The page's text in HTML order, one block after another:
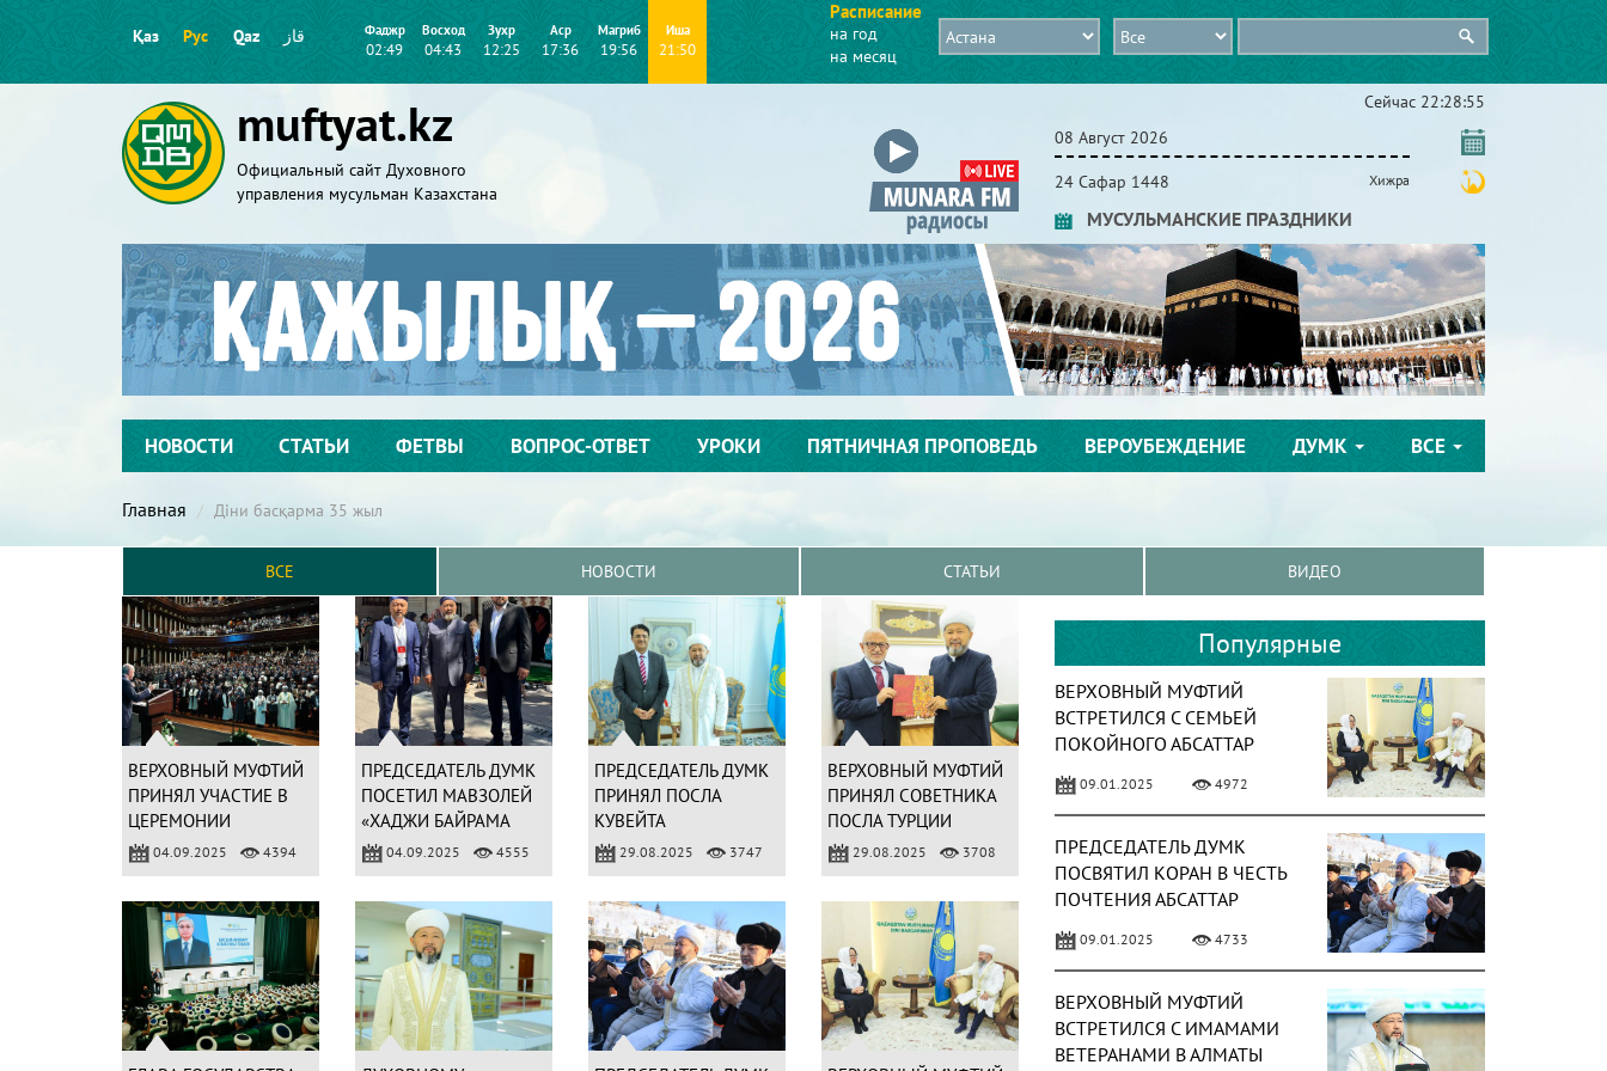
Қаз Рус Qaz قاز Фаджр
02:49
Восход
04:43
Зухр
12:25
Аср
17:36
Магриб
19:56
Иша
21:50
Расписание
на год
на месяц
muftyat.kz
Официальный сайт Духовного
управления мусульман Казахстана
Сейчас 22:28:56
08 Август 2026
24 Сафар 1448 Хижра
МУСУЛЬМАНСКИЕ ПРАЗДНИКИ
НОВОСТИ СТАТЬИ ФЕТВЫ ВОПРОС-ОТВЕТ УРОКИ ПЯТНИЧНАЯ ПРОПОВЕДЬ ВЕРОУБЕЖДЕНИЕ ДУМК ВСЕ
Главная Діни басқарма 35 жыл
ВСЕ НОВОСТИ СТАТЬИ ВИДЕО
ВЕРХОВНЫЙ МУФТИЙ
ПРИНЯЛ УЧАСТИЕ В
ЦЕРЕМОНИИ
ОТКРЫТИЯ НЕДЕЛИ
МАВЛИД В ТУРЦИИ
04.09.2025 4394
ПРЕДСЕДАТЕЛЬ ДУМК
ПОСЕТИЛ МАВЗОЛЕЙ
«ХАДЖИ БАЙРАМА
ВЕЛИ» В АНКАРЕ
04.09.2025 4555
ПРЕДСЕДАТЕЛЬ ДУМК
ПРИНЯЛ ПОСЛА
КУВЕЙТА
29.08.2025 3747
ВЕРХОВНЫЙ МУФТИЙ
ПРИНЯЛ СОВЕТНИКА
ПОСЛА ТУРЦИИ
29.08.2025 3708
Популярные
ВЕРХОВНЫЙ МУФТИЙ
ВСТРЕТИЛСЯ С СЕМЬЕЙ
ПОКОЙНОГО АБСАТТАР
09.01.2025 4972
ПРЕДСЕДАТЕЛЬ ДУМК
ПОСВЯТИЛ КОРАН В ЧЕСТЬ
ПОЧТЕНИЯ АБСАТТАР
09.01.2025 4733
ВЕРХОВНЫЙ МУФТИЙ
ВСТРЕТИЛСЯ С ИМАМАМИ
ВЕТЕРАНАМИ В АЛМАТЫ